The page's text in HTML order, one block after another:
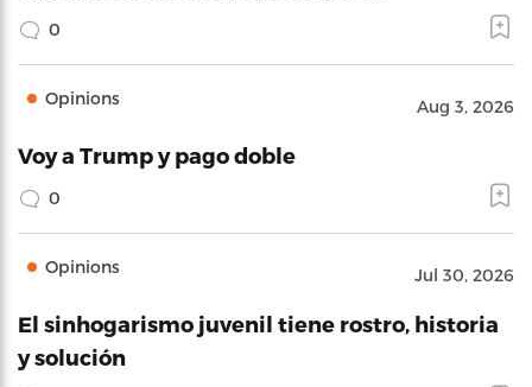
0
Opinions Aug 3, 2026
Voy a Trump y pago doble
0
Opinions Jul 30, 2026
El sinhogarismo juvenil tiene rostro, historia
y solución